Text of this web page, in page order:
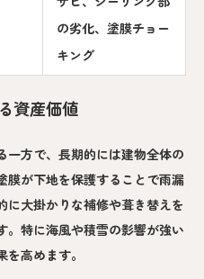
の劣化、塗膜チョー
キング
資産価値
一方で、長期的には建物全体の
膜が下地を保護することで雨漏
に大掛かりな補修や葺き替えを
。特に海風や積雪の影響が強い
高めます。